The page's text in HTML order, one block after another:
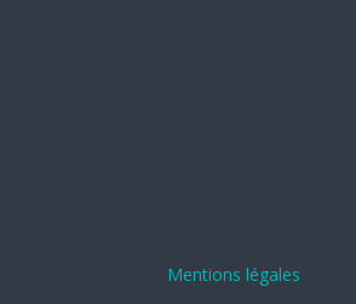
Mentions légales